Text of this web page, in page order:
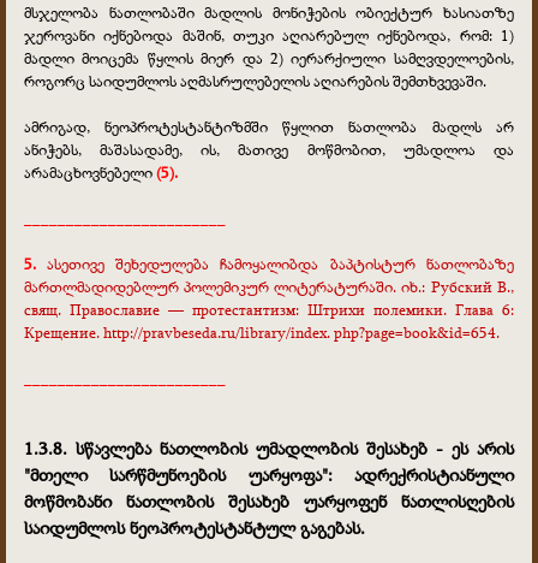
მსჯელობა ნათლობაში მადლის მონიჭების ობიექტურ ხასიათზე
ჯეროვანი იქნებოდა მაშინ, თუკი აღიარებულ იქნებოდა, რომ: 1)
მადლი მოიცემა წყლის მიერ და 2) იერარქიული სამღვდელოების,
როგორც საიდუმლოს აღმასრულებელის აღიარების შემთხვევაში.
ამრიგად, ნეოპროტესტანტიზმში წყლით ნათლობა მადლს არ
ანიჭებს, მაშასადამე, ის, მათივე მოწმობით, უმადლოა და
არამაცხოვნებელი(5).
5. ასეთივე შეხედულება ჩამოყალიბდა ბაპტისტურ ნათლობაზე
მართლმადიდებლურ პოლემიკურ ლიტერატურაში. იხ.: Рубский В.,
свящ. Православие — протестантизм: Штрихи полемики. Глава 6:
Крещение. http://pravbeseda.ru/library/index. php?page=book&id=654.
1.3.8. სწავლება ნათლობის უმადლობის შესახებ - ეს არის
"მთელი სარწმუნოების უარყოფა": ადრექრისტიანული
მოწმობანი ნათლობის შესახებ უარყოფენ ნათლისღების
საიდუმლოს ნეოპროტესტანტულ გაგებას.